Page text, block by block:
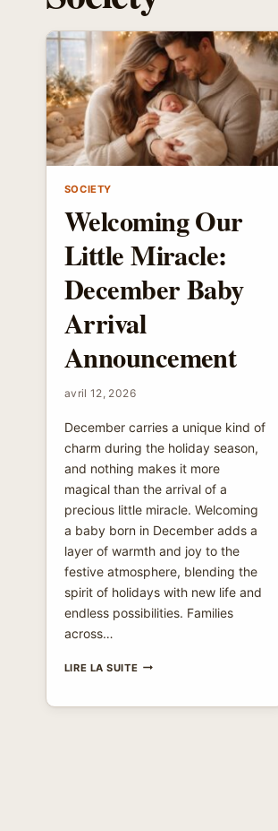
SOCIETY
Welcoming Our
Little Miracle:
December Baby
Arrival
Announcement
avril 12, 2026
December carries a unique kind of
charm during the holiday season,
and nothing makes it more
magical than the arrival of a
precious little miracle. Welcoming
a baby born in December adds a
layer of warmth and joy to the
festive atmosphere, blending the
spirit of holidays with new life and
endless possibilities. Families
across…
LIRE LA SUITEWELCOMING
MIRACLE: